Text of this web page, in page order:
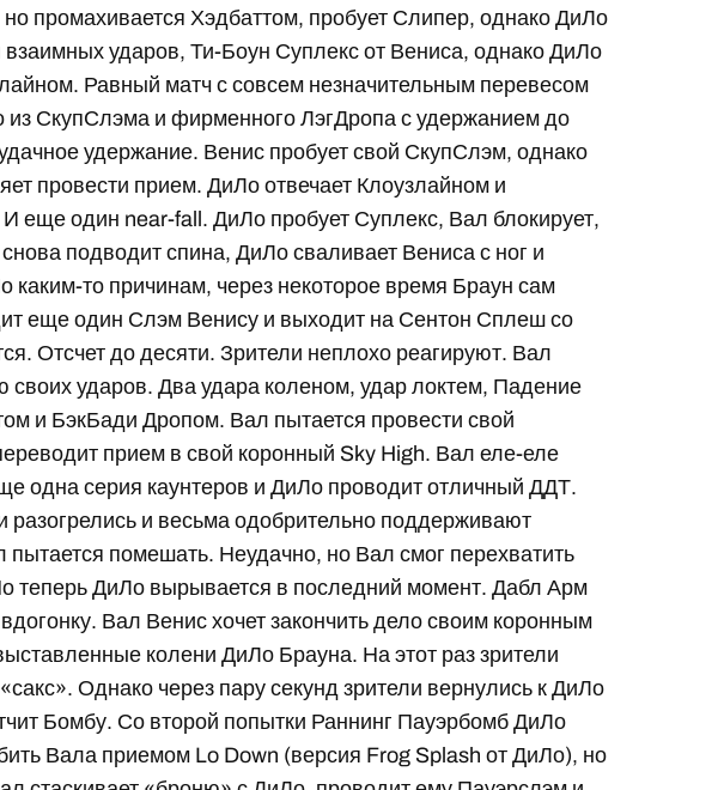
промахивается Хэдбаттом, пробует Слипер, однако ДиЛо
ударов, Ти-Боун Суплекс от Вениса, однако ДиЛо
Равный матч с совсем незначительным перевесом
СкупСлэма и фирменного ЛэгДропа с удержанием до
удержание. Венис пробует свой СкупСлэм, однако
провести прием. ДиЛо отвечает Клоузлайном и
еще один near-fall. ДиЛо пробует Суплекс, Вал блокирует,
подводит спина, ДиЛо сваливает Вениса с ног и
каким-то причинам, через некоторое время Браун сам
еще один Слэм Венису и выходит на Сентон Сплеш со
Отсчет до десяти. Зрители неплохо реагируют. Вал
своих ударов. Два удара коленом, удар локтем, Падение
и БэкБади Дропом. Вал пытается провести свой
прием в свой коронный Sky High. Вал еле-еле
одна серия каунтеров и ДиЛо проводит отличный ДДТ.
и весьма одобрительно поддерживают
помешать. Неудачно, но Вал смог перехватить
теперь ДиЛо вырывается в последний момент. Дабл Арм
Вал Венис хочет закончить дело своим коронным
колени ДиЛо Брауна. На этот раз зрители
Однако через пару секунд зрители вернулись к ДиЛо
Бомбу. Со второй попытки Раннинг Пауэрбомб ДиЛо
Вала приемом Lo Down (версия Frog Splash от ДиЛо), но